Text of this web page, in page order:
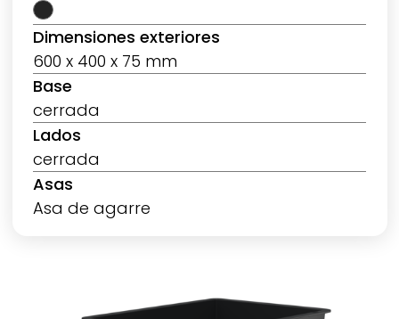
Dimensiones exteriores
600 x 400 x 75 mm
Base
cerrada
Lados
cerrada
Asas
Asa de agarre